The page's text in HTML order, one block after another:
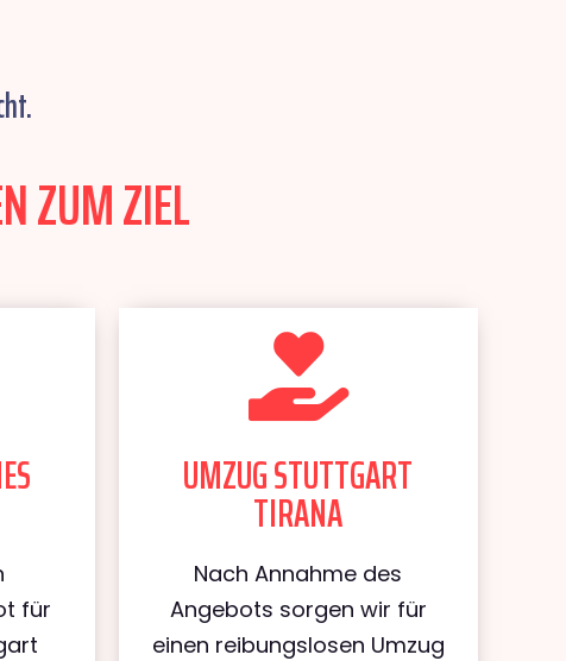
ZUM ZIEL
für
UMZUG STUTTGART
TIRANA
Nach Annahme des
Angebots sorgen wir für
einen reibungslosen Umzug